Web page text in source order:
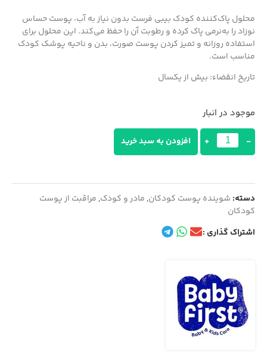
محلول پاک‌کننده کودک بیبی فرست بدون نیاز به آب، پوست حساس
نوزاد را به‌نرمی پاک کرده و رطوبت آن را حفظ می‌کند. این محلول برای
استفاده روزانه و تمیز کردن پوست صورت، بدن و ناحیه پوشک کودک
مناسب است.
تاریخ انقضاء: بیش از یکسال
موجود در انبار
-
+ افزودن به سبد خرید
دسته: شوینده پوست کودکان,مادر و کودک,مراقبت از پوست
کودکان
اشتراک گذاری :